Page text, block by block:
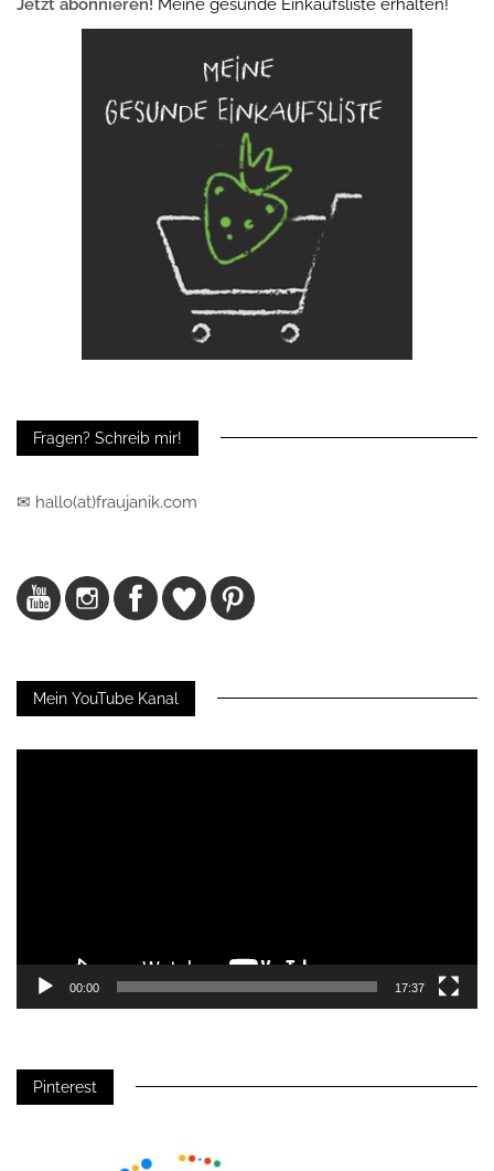
Jetzt abonnieren! Meine gesunde Einkaufsliste erhalten!
Fragen? Schreib mir!
✉ hallo(at)fraujanik.com
Mein YouTube Kanal
00:00 17:37
Pinterest